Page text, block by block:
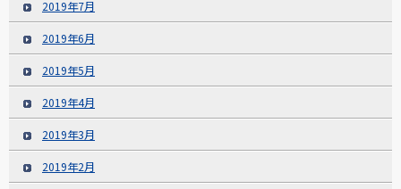
2019年7月
2019年6月
2019年5月
2019年4月
2019年3月
2019年2月